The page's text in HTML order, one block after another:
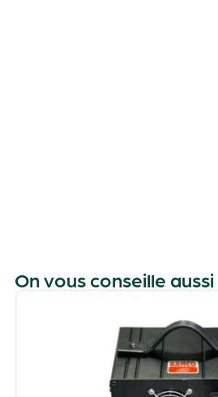
On vous conseille aussi